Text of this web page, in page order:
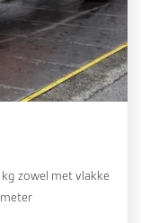
zowel met vlakke